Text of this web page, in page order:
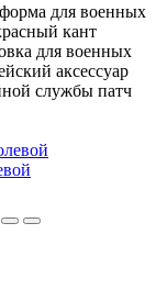
форма для военных
кант
для военных
аксессуар
службы патч